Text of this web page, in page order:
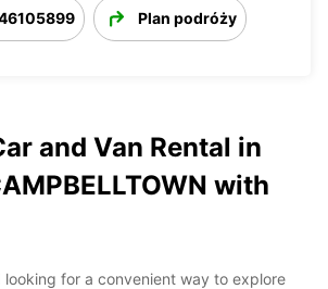
Plan podróży
and Van Rental in
with
looking for a convenient way to explore